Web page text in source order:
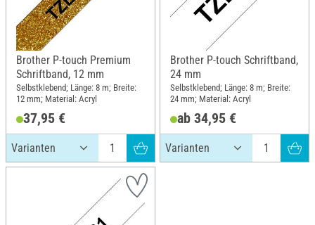
Brother P-touch Premium
Schriftband, 12 mm
Selbstklebend; Länge: 8 m; Breite:
12 mm; Material: Acryl
37,95 €
Brother P-touch Schriftband,
24 mm
Selbstklebend; Länge: 8 m; Breite:
24 mm; Material: Acryl
ab 34,95 €